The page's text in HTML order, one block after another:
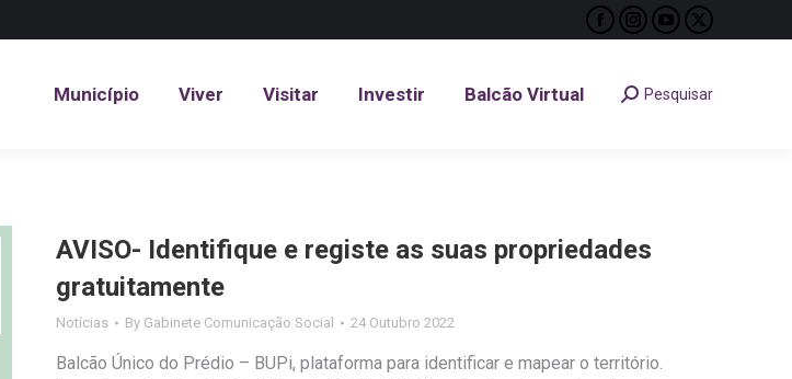
Facebook
opens
Instagram
opens
YouTube
opens
X
opens
Município Viver Visitar Investir Balcão Virtual Search:Pesquisar
AVISO- Identifique e registe as suas propriedades
gratuitamente
Notícias By Gabinete Comunicação Social 24 Outubro 2022
Balcão Único do Prédio – BUPi, plataforma para identificar e mapear o território.
Município Viver Visitar Investir Balcão Virtual Search:
Pesquisar